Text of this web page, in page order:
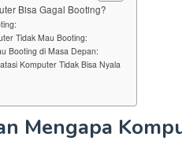
Bisa Gagal Booting?
Tidak Mau Booting:
Booting di Masa Depan:
Komputer Tidak Bisa Nyala
Mengapa